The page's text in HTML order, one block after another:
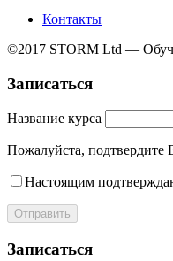
Контакты
©2017 STORM Ltd —
Записаться
Название курса
Пожалуйста,
Настоящим
Отправить
Записаться